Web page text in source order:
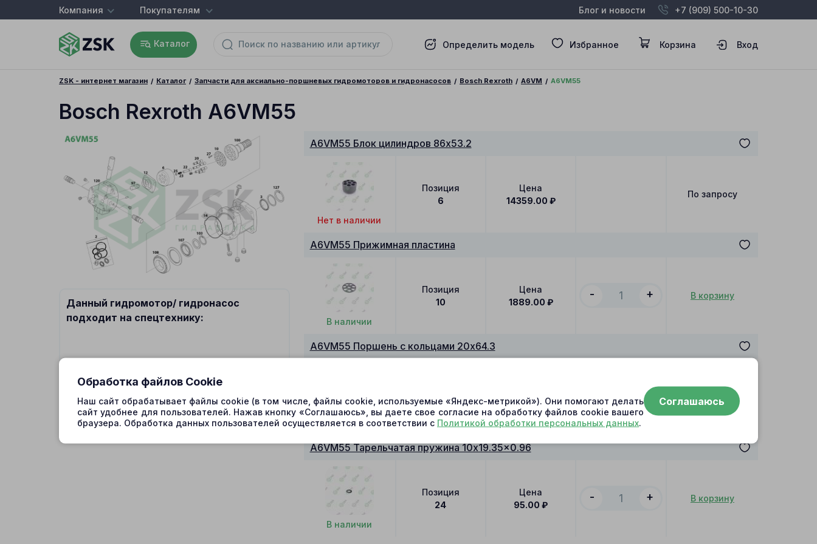
Компания Покупателям Блог и новости +7 (909) 500-10-30
Каталог Определить модель Избранное Корзина Вход
ZSK - интернет магазин Каталог Запчасти для аксиально-поршневых гидромоторов и гидронасосов Bosch Rexroth A6VM A6VM55
Bosch Rexroth A6VM55
Данный гидромотор/ гидронасос
подходит на спецтехнику:
A6VM55 Блок цилиндров 86x53.2
Нет в наличии
Позиция
6
Цена
14359.00 ₽
По запросу
A6VM55 Прижимная пластина
В наличии
Позиция
10
Цена
1889.00 ₽
- + В корзину
A6VM55 Поршень с кольцами 20x64.3
В наличии
20
2232.00 ₽
+ В корзину
A6VM55 Тарельчатая пружина 10x19.35x0.96
В наличии
Позиция
24
Цена
95.00 ₽
- + В корзину
Обработка файлов Cookie
Наш сайт обрабатывает файлы cookie (в том числе, файлы cookie, используемые «Яндекс-метрикой»). Они помогают делать
сайт удобнее для пользователей. Нажав кнопку «Соглашаюсь», вы даете свое согласие на обработку файлов cookie вашего
браузера. Обработка данных пользователей осуществляется в соответствии с Политикой обработки персональных данных.
Соглашаюсь